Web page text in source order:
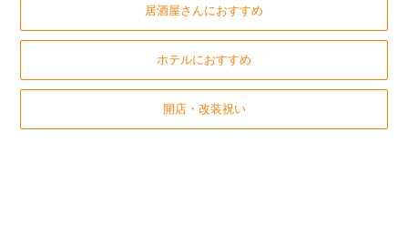
居酒屋さんにおすすめ
ホテルにおすすめ
開店・改装祝い